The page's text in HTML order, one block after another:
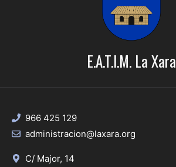
E.A.T.I.M. La Xara
966 425 129
administracion@laxara.org
C/ Major, 14